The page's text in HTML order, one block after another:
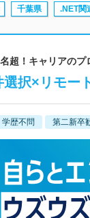
千葉県 .NET関
超！キャリアの
選択×リモー
学歴不問 第二新卒